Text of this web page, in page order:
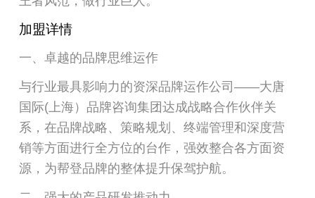
加盟详情
一、卓越的品牌思维运作
与行业最具影响力的资深品牌运作公司——大唐
国际(上海）品牌咨询集团达成战略合作伙伴关
系，在品牌战略、策略规划、终端管理和深度营
销等方面进行全方位的台作，强效整合各方面资
源，为帮登品牌的整体提升保驾护航。